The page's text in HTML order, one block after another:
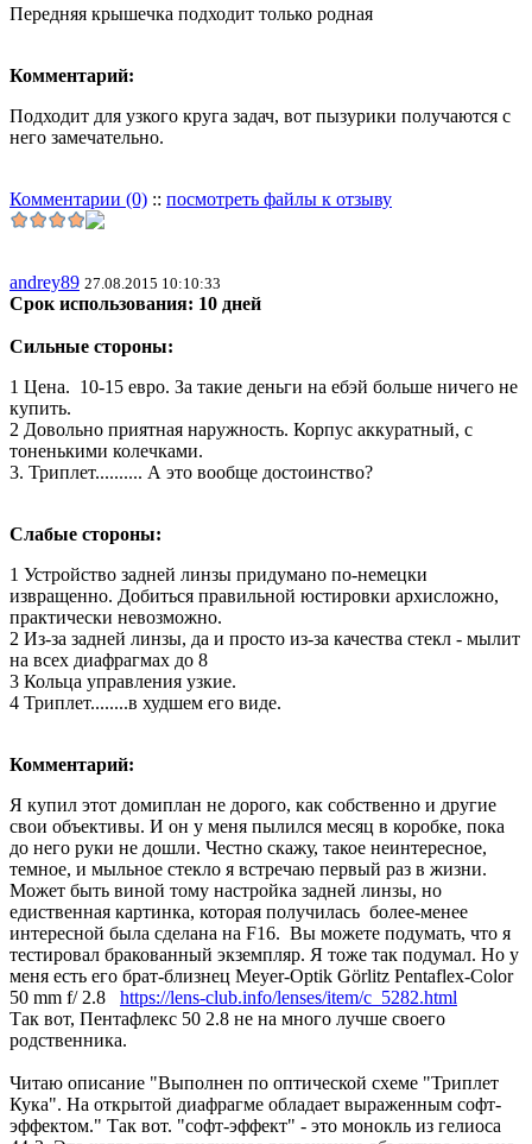
Передняя крышечка подходит только родная
Комментарий:
Подходит для узкого круга задач, вот пызурики получаются с
него замечательно.
Комментарии (0) :: посмотреть файлы к отзыву
andrey89 27.08.2015 10:10:33
Срок использования: 10 дней
Сильные стороны:
1 Цена. 10-15 евро. За такие деньги на ебэй больше ничего не
купить.
2 Довольно приятная наружность. Корпус аккуратный, с
тоненькими колечками.
3. Триплет.......... А это вообще достоинство?
Слабые стороны:
1 Устройство задней линзы придумано по-немецки
извращенно. Добиться правильной юстировки архисложно,
практически невозможно.
2 Из-за задней линзы, да и просто из-за качества стекл - мылит
на всех диафрагмах до 8
3 Кольца управления узкие.
4 Триплет........в худшем его виде.
Комментарий:
Я купил этот домиплан не дорого, как собственно и другие
свои объективы. И он у меня пылился месяц в коробке, пока
до него руки не дошли. Честно скажу, такое неинтересное,
темное, и мыльное стекло я встречаю первый раз в жизни.
Может быть виной тому настройка задней линзы, но
едиственная картинка, которая получилась более-менее
интересной была сделана на F16. Вы можете подумать, что я
тестировал бракованный экземпляр. Я тоже так подумал. Но у
меня есть его брат-близнец Meyer-Optik Görlitz Pentaflex-Color
50 mm f/ 2.8 https://lens-club.info/lenses/item/c_5282.html
Так вот, Пентафлекс 50 2.8 не на много лучше своего
родственника.
Читаю описание "Выполнен по оптической схеме "Триплет
Кука". На открытой диафрагме обладает выраженным софт-
эффектом." Так вот. "софт-эффект" - это монокль из гелиоса